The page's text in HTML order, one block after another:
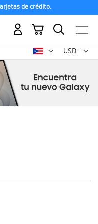
de crédito.
USD -
dólar
Mi carrito